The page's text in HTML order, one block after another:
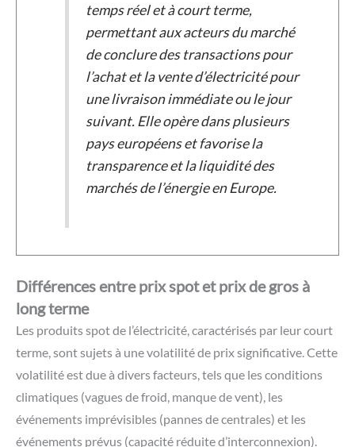
temps réel et à court terme,
permettant aux acteurs du marché
de conclure des transactions pour
l’achat et la vente d’électricité pour
une livraison immédiate ou le jour
suivant. Elle opère dans plusieurs
pays européens et favorise la
transparence et la liquidité des
marchés de l’énergie en Europe.
Différences entre prix spot et prix de gros à
long terme
Les produits spot de l’électricité, caractérisés par leur court
terme, sont sujets à une volatilité de prix significative. Cette
volatilité est due à divers facteurs, tels que les conditions
climatiques (vagues de froid, manque de vent), les
événements imprévisibles (pannes de centrales) et les
événements prévus (capacité réduite d’interconnexion).